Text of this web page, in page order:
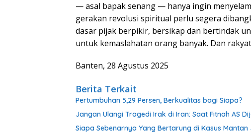
— asal bapak senang — hanya ingin
gerakan revolusi spiritual perlu segera
dasar pijak berpikir, bersikap dan bertindak
untuk kemaslahatan orang banyak. Dan
Banten, 28 Agustus 2025
Berita Terkait
Pertumbuhan 5,29 Persen, Berkualitas bagi Siapa?
Jangan Ulangi Tragedi Irak di Iran: Saat Fitnah AS
Siapa Sebenarnya Yang Bertarung di Kasus Mantan